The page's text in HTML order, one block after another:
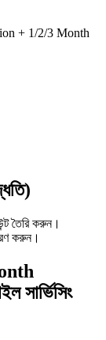
+ 1/2/3 Month
তৈরি করুন।
করুন।
সার্ভিসিং